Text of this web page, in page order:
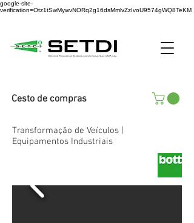
google-site-
verification=Otz1tSwMywvNORq2g16dsMmlvZzIvoU9574gWQ8TeKM
Cesto de compras
Transformação de Veículos |
Equipamentos Industriais